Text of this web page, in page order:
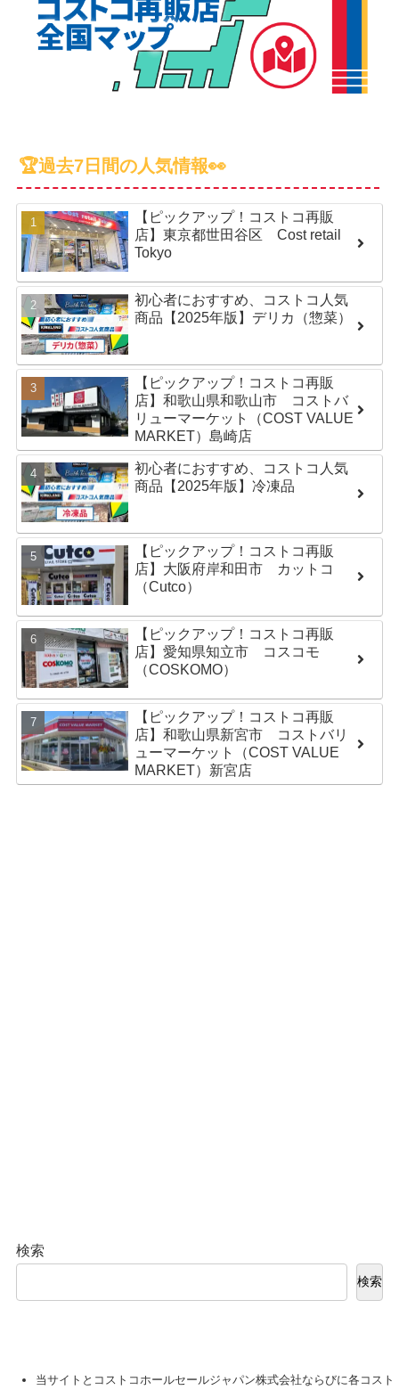
🏆過去7日間の人気情報👀
【ピックアップ！コストコ再販
店】東京都世田谷区 Cost retail
Tokyo
初心者におすすめ、コストコ人気
商品【2025年版】デリカ（惣菜）
【ピックアップ！コストコ再販
店】和歌山県和歌山市 コストバ
リューマーケット（COST VALUE
MARKET）島崎店
初心者におすすめ、コストコ人気
商品【2025年版】冷凍品
【ピックアップ！コストコ再販
店】大阪府岸和田市 カットコ
（Cutco）
【ピックアップ！コストコ再販
店】愛知県知立市 コスコモ
（COSKOMO）
【ピックアップ！コストコ再販
店】和歌山県新宮市 コストバリ
ューマーケット（COST VALUE
MARKET）新宮店
検索
検索
当サイトとコストコホールセールジャパン株式会社ならびに各コスト